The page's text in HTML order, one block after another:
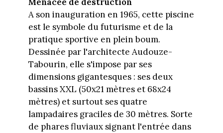
A son inauguration en 1965, cette piscine
est le symbole du futurisme et de la
pratique sportive en plein boum.
Dessinée par l'architecte Audouze-
Tabourin, elle s'impose par ses
dimensions gigantesques : ses deux
bassins XXL (50x21 mètres et 68x24
mètres) et surtout ses quatre
lampadaires graciles de 30 mètres. Sorte
de phares fluviaux signant l'entrée dans